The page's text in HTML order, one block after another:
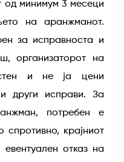
од минимум 3 месеци
на аранжманот.
за исправноста и
организаторот на
и не ја цени
други исправи. За
потребен е
крајниот
отказ на